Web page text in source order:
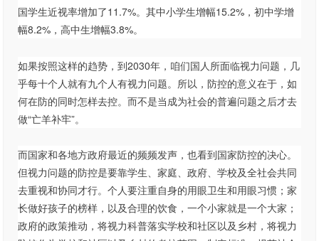
国学生近视率增加了11.7%。其中小学生增幅15.2%，初中学增
幅8.2%，高中生增幅3.8%。
如果按照这样的趋势，到2030年，咱们国人所面临视力问题，几
乎每十个人就有九个人有视力问题。所以，防控的意义在于，如
何在防的同时怎样去控。而不是当成为社会的普遍问题之后才去
做“亡羊补牢”。
而国家和各地方政府最近的频频发声，也看到国家防控的决心。
但视力问题的防控是要靠学生、家庭、政府、学校及全社会共同
去重视和协同才行。个人要注重自身的用眼卫生和用眼习惯；家
长做好孩子的榜样，以及合理的饮食，一个小家就是一个大家；
政府的政策推动，将视力科普落实学校和社区以及乡村，将视力